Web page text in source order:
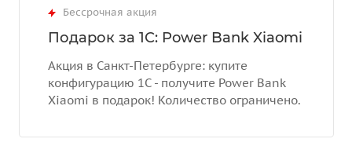
Бессрочная акция
Подарок за 1С: Power Bank Xiaomi
Акция в Санкт-Петербурге: купите
конфигурацию 1С - получите Power Bank
Xiaomi в подарок! Количество ограничено.